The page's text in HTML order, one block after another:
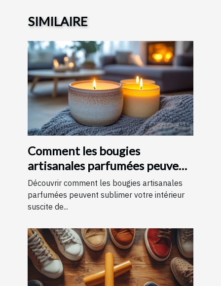
SIMILAIRE
Comment les bougies
artisanales parfumées peuvent
améliorer votre intérieur
Découvrir comment les bougies artisanales
parfumées peuvent sublimer votre intérieur
suscite de...